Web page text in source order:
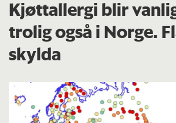
Kjøttallergi blir
trolig også i Norge.
skylda